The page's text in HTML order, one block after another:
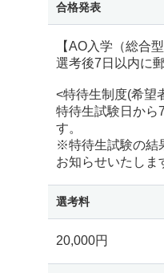
合格発表
【AO入学（総合
選考後7日以内に
<特待生制度(希望
特待生試験日から
す。
※特待生試験の結
お知らせいたしま
選考料
20,000円